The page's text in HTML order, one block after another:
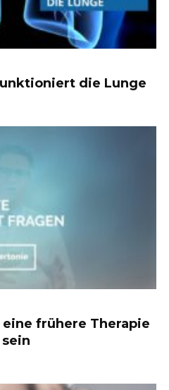
die Lunge
frühere Therapie